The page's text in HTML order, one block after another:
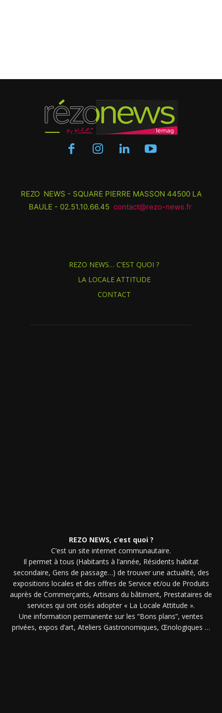
REZO NEWS - SQUARE PIERRE MASSON 44500 LA
BAULE - 02.51.10.66.45 contact@rezo-news.fr
REZO NEWS… C’EST QUOI ?
LA LOCALE ATTITUDE
CONTACT
REZO NEWS, c’est quoi ?
C’est un site internet communautaire.
Il permet à tous (Habitants à l’année, Résidents habitat
secondaire, Gens de passage…) de trouver une actualité, des
expositions locales et des offres de Service et/ou de Produits
auprès de Commerçants, Artisans du bâtiment, Prestataires de
services qui ont osés adopter « La Locale Attitude ».
Une information permanente sur les “Bons plans”, ventes
privées, expos d’art, Ateliers Gastronomiques, Œnologiques …